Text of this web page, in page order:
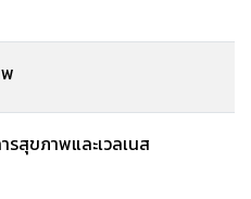
สุขภาพและเวลเนส